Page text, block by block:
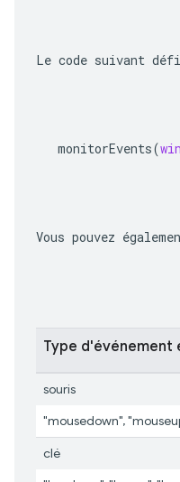
Le code suivant
monitorEvents(
Vous pouvez
Type d'événement
souris
"mousedown",
clé